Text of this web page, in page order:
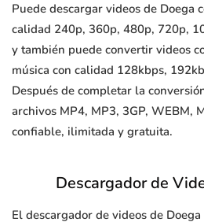
Puede descargar videos de Doega
calidad 240p, 360p, 480p, 720p,
y también puede convertir videos
música con calidad 128kbps,
Después de completar la
archivos MP4, MP3, 3GP, WEBM,
confiable, ilimitada y gratuita.
Descargador de
El descargador de videos de